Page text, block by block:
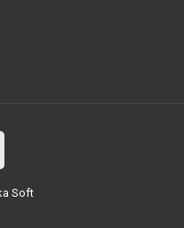
Soft